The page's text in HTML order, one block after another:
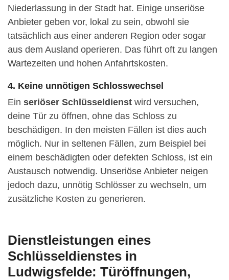
Niederlassung in der Stadt hat. Einige unseriöse
Anbieter geben vor, lokal zu sein, obwohl sie
tatsächlich aus einer anderen Region oder sogar
aus dem Ausland operieren. Das führt oft zu langen
Wartezeiten und hohen Anfahrtskosten.
4. Keine unnötigen Schlosswechsel
Ein seriöser Schlüsseldienst wird versuchen,
deine Tür zu öffnen, ohne das Schloss zu
beschädigen. In den meisten Fällen ist dies auch
möglich. Nur in seltenen Fällen, zum Beispiel bei
einem beschädigten oder defekten Schloss, ist ein
Austausch notwendig. Unseriöse Anbieter neigen
jedoch dazu, unnötig Schlösser zu wechseln, um
zusätzliche Kosten zu generieren.
Dienstleistungen eines
Schlüsseldienstes in
Ludwigsfelde: Türöffnungen,